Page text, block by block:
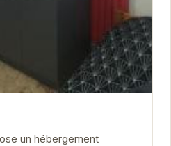
un hébergement